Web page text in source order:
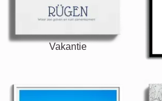
Vakantie